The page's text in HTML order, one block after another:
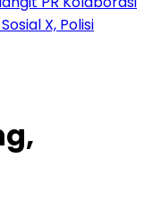
X, Polisi